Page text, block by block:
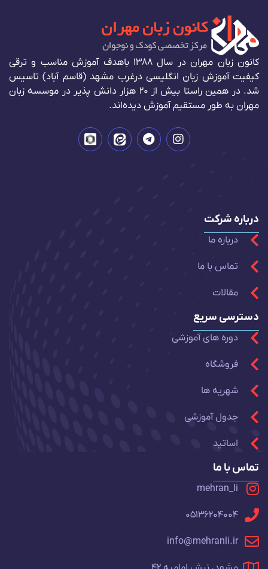
تماس با ما
mehran_li
05136204004
info@mehranli.ir
دسترسی سریع
دوره های آموزشی
فروشگاه
شهریه ها
جدول آموزشی
اساتید
درباره شرکت
درباره ما
تماس با ما
مقالات
کانون زبان مهران در سال 1388 باهدف آموزش مناسب و ترقی
کیفیت آموزش زبان انگلیسی درغرب مشهد (قاسم آباد) تاسیس
شد. در همین راستا بیش از 20 هزار دانش پذیر در موسسه زبان
مهران به طور مستقیم آموزش دیده‌اند.